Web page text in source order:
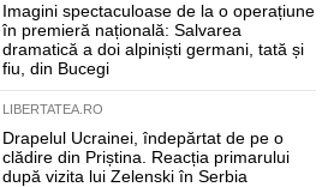
Imagini spectaculoase de la o operațiune
în premieră națională: Salvarea
dramatică a doi alpiniști germani, tată și
fiu, din Bucegi
LIBERTATEA.RO
Drapelul Ucrainei, îndepărtat de pe o
clădire din Priștina. Reacția primarului
după vizita lui Zelenski în Serbia